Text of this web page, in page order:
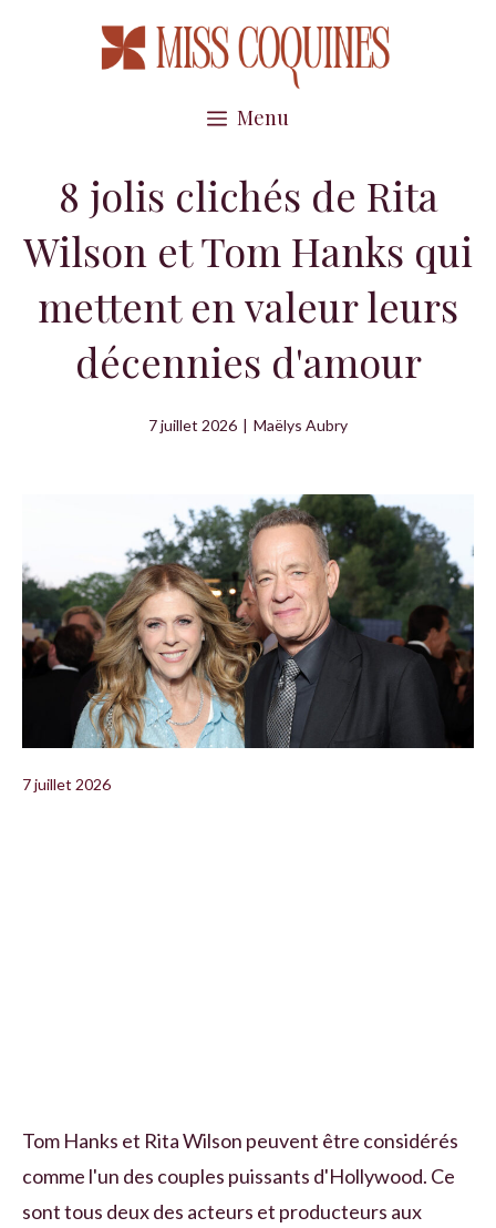
Menu
8 jolis clichés de Rita
Wilson et Tom Hanks qui
mettent en valeur leurs
décennies d'amour
7 juillet 2026 | Maëlys Aubry
7 juillet 2026
Tom Hanks et Rita Wilson peuvent être considérés
comme l'un des couples puissants d'Hollywood. Ce
sont tous deux des acteurs et producteurs aux